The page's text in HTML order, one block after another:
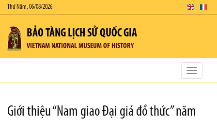
Thứ Năm, 06/08/2026
BẢO TÀNG LỊCH SỬ QUỐC GIA
VIETNAM NATIONAL MUSEUM OF HISTORY
Toggle
Giới thiệu “Nam giao Đại giá đồ thức” năm